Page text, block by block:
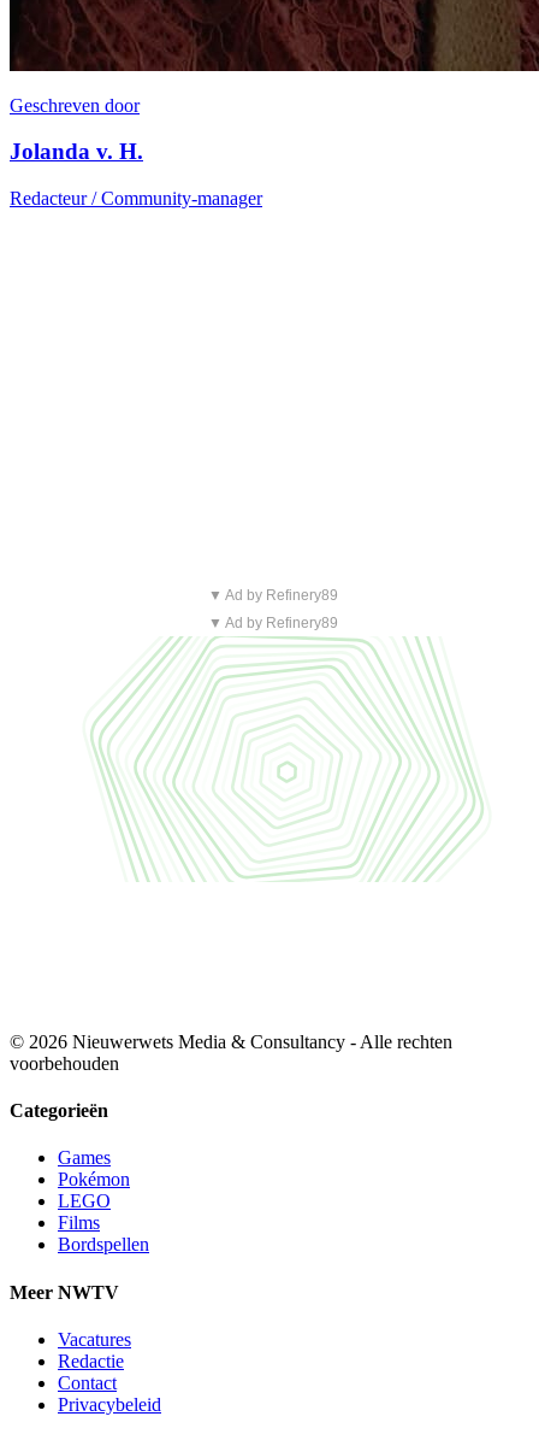
Geschreven door
Jolanda v. H.
Redacteur / Community-manager
▼ Ad by Refinery89
▼ Ad by Refinery89
© 2026 Nieuwerwets Media & Consultancy - Alle rechten
voorbehouden
Categorieën
Games
Pokémon
LEGO
Films
Bordspellen
Meer NWTV
Vacatures
Redactie
Contact
Privacybeleid